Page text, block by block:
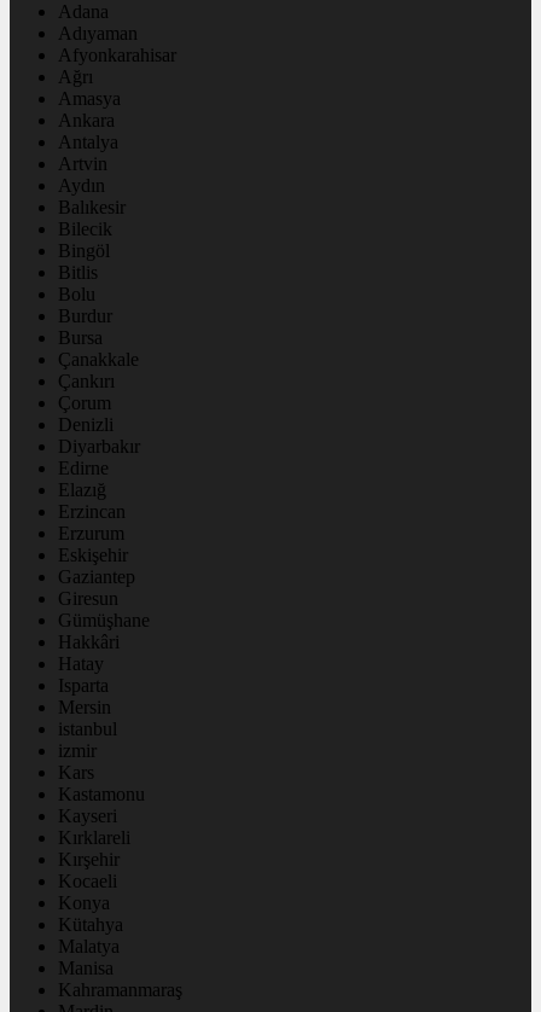
Adana
Adıyaman
Afyonkarahisar
Ağrı
Amasya
Ankara
Antalya
Artvin
Aydın
Balıkesir
Bilecik
Bingöl
Bitlis
Bolu
Burdur
Bursa
Çanakkale
Çankırı
Çorum
Denizli
Diyarbakır
Edirne
Elazığ
Erzincan
Erzurum
Eskişehir
Gaziantep
Giresun
Gümüşhane
Hakkâri
Hatay
Isparta
Mersin
istanbul
izmir
Kars
Kastamonu
Kayseri
Kırklareli
Kırşehir
Kocaeli
Konya
Kütahya
Malatya
Manisa
Kahramanmaraş